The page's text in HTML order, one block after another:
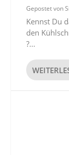
Gepostet von
Kennst Du
den
?...